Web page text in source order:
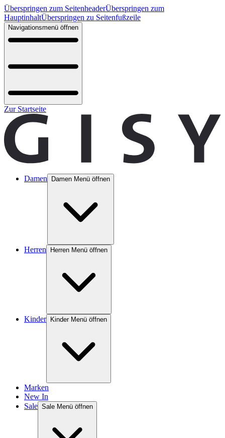
Überspringen zum SeitenheaderÜberspringen zum
HauptinhaltÜberspringen zu Seitenfußzeile
Navigationsmenü öffnen
Zur Startseite
Damen Damen Menü öffnen
Herren Herren Menü öffnen
Kinder Kinder Menü öffnen
Marken
New In
Sale Sale Menü öffnen